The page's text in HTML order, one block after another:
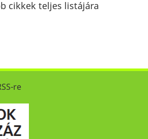
cikkek teljes listájára
re